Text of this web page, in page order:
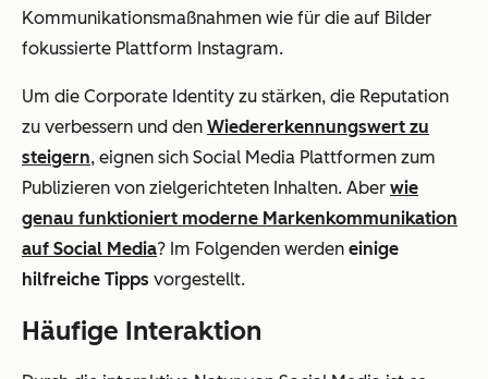
Kommunikationsmaßnahmen wie für die auf Bilder
fokussierte Plattform Instagram.
Um die Corporate Identity zu stärken, die Reputation
zu verbessern und den Wiedererkennungswert zu
steigern, eignen sich Social Media Plattformen zum
Publizieren von zielgerichteten Inhalten. Aber wie
genau funktioniert moderne Markenkommunikation
auf Social Media? Im Folgenden werden einige
hilfreiche Tipps vorgestellt.
Häufige Interaktion